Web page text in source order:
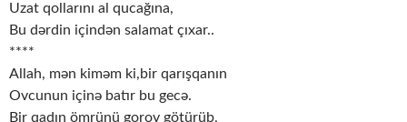
Uzat qollarını al qucağına,
Bu dərdin içindən salamat çıxar..
****
Allah, mən kiməm ki,bir qarışqanın
Ovcunun içinə batır bu gecə.
Bir qadın ömrünü gorov götürüb,